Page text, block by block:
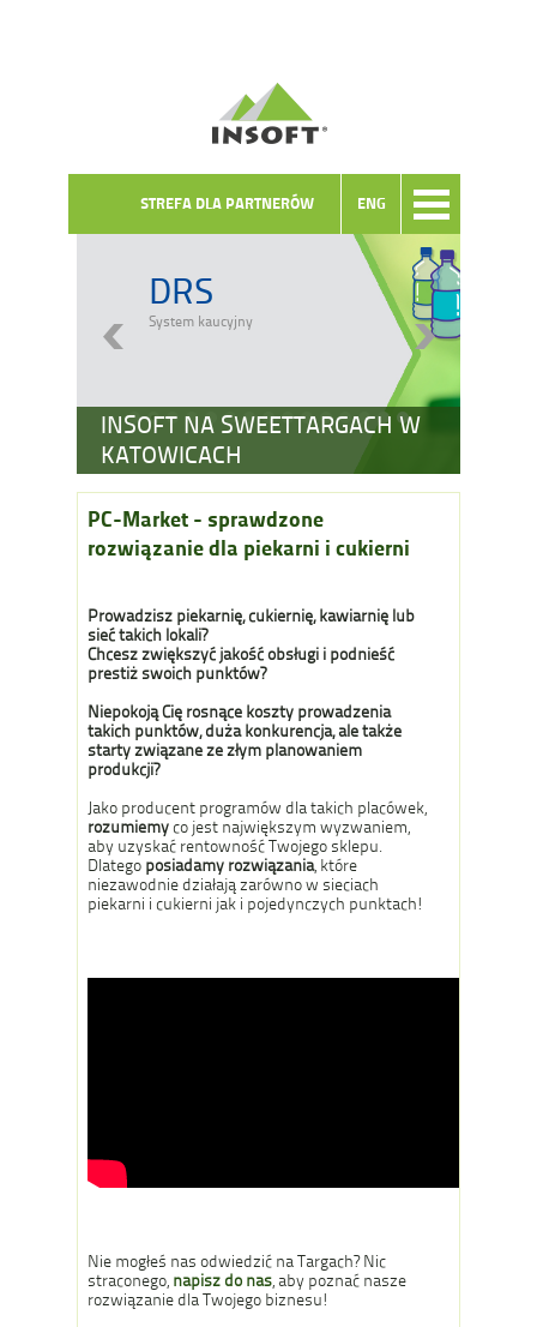
ENG
STREFA DLA PARTNERÓW
INSOFT NA SWEETTARGACH W
KATOWICACH
DRS
System kaucyjny
PC-Market - sprawdzone
rozwiązanie dla piekarni i cukierni
Prowadzisz piekarnię, cukiernię, kawiarnię lub
sieć takich lokali?
Chcesz zwiększyć jakość obsługi i podnieść
prestiż swoich punktów?
Niepokoją Cię rosnące koszty prowadzenia
takich punktów, duża konkurencja, ale także
starty związane ze złym planowaniem
produkcji?
Jako producent programów dla takich placówek,
rozumiemyco jest największym wyzwaniem,
aby uzyskać rentowność Twojego sklepu.
Dlatego posiadamy rozwiązania, które
niezawodnie działają zarówno w sieciach
piekarni i cukierni jak i pojedynczych punktach!
Nie mogłeś nas odwiedzić na Targach? Nic
straconego, napisz do nas , aby poznać nasze
rozwiązanie dla Twojego biznesu!